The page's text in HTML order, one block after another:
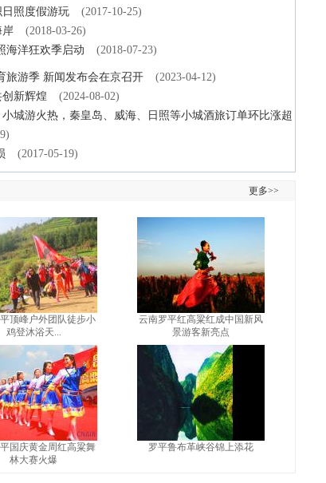
照度假游玩
(2017-10-25)
岸
(2018-03-26)
海洋狂欢季启动 (2018-07-23)
旅游季 新闻发布会在京召开
(2023-04-12)
新辉煌
(2024-08-02)
城游火热，秦皇岛、威海、日照等小城酒旅订单环比涨超
(2017-05-19)
更多>>
顶峰户外团队徒步小
鸡登沐浴天...
国庆黄金周红高粱舞
林大赛火爆
云南罗平红高粱红成中国新风
景游客新亮点
罗平鲁布革峡谷锦上添花